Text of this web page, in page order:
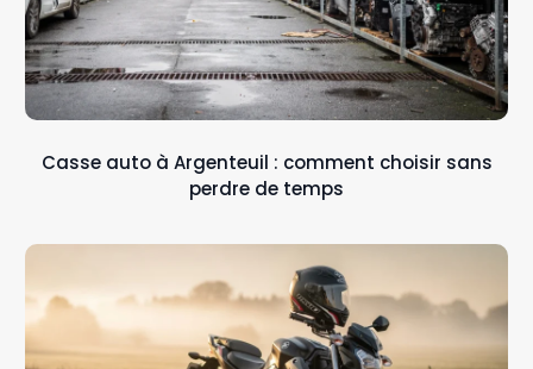
Casse auto à Argenteuil : comment choisir sans
perdre de temps